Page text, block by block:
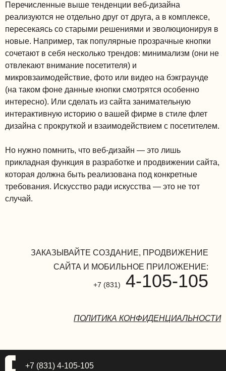
Перечисленные выше тенденции веб-дизайна
реализуются не отдельно друг от друга, а в комплексе,
пересекаясь со старыми решениями и эволюционируя в
новые. Например, так популярные прозрачные кнопки
сочетают в себя несколько трендов: минимализм (они не
отвлекают внимание посетителя) и
микровзаимодействие, фото или видео на бэкграунде
(на таком фоне данные кнопки смотрятся особенно
интересно). Или сделать из сайта занимательную
интерактивную историю о вашей фирме в стиле флет
дизайна с прокруткой и взаимодействием с посетителем.
Но нужно помнить, что веб-дизайн — это лишь
прикладная функция в разработке и продвижении сайта,
которая должна быть реализована под конкретные
требования. Искусство ради искусства — это не тот
случай.
ЗАКАЗЫВАЙТЕ СОЗДАНИЕ, ПРОДВИЖЕНИЕ
САЙТА И МОБИЛЬНОЕ ПРИЛОЖЕНИЕ:
+7 (831) 4-105-105
ПОЛИТИКА КОНФИДЕНЦИАЛЬНОСТИ
+7 (831) 4-105-105